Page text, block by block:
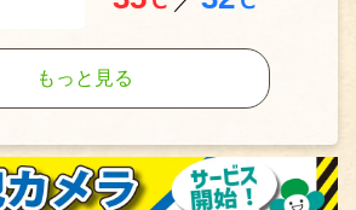
もっと見る